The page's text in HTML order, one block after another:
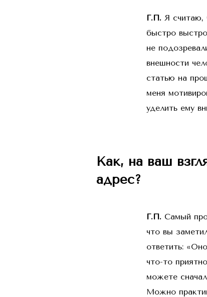
Г.П. Я считаю,
быстро
не
внешности
статью на
меня
уделить ему
Как, на ваш
адрес?
Г.П. Самый
что вы
ответить:
что-то
можете
Можно